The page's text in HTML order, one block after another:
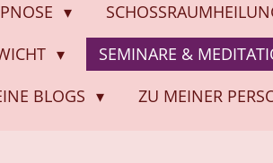
SEMINARE &
BLOGS ZU MEINER